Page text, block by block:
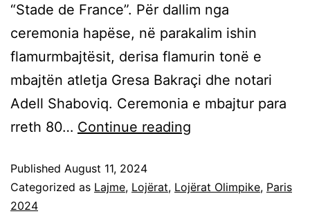
“Stade de France”. Për dallim nga
ceremonia hapëse, në parakalim ishin
flamurmbajtësit, derisa flamurin tonë e
mbajtën atletja Gresa Bakraçi dhe notari
Adell Shaboviq. Ceremonia e mbajtur para
rreth 80… Continue reading
Published August 11, 2024
Categorized as Lajme, Lojërat, Lojërat Olimpike, Paris
2024